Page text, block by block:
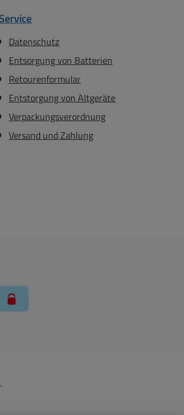
Datenschutz
Entsorgung von Batterien
Retourenformular
Entstorgung von Altgeräte
Verpackungsverordnung
Versand und Zahlung